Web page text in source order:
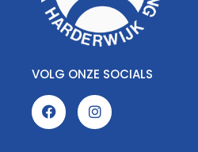
VOLG ONZE SOCIALS